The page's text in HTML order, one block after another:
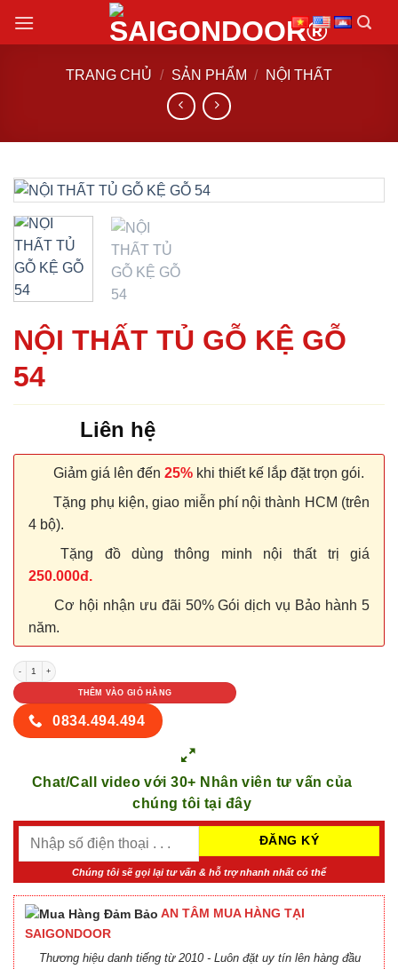
đến
TRANG CHỦ / SẢN PHẨM / NỘI THẤT
NỘI THẤT TỦ GỖ KỆ GỖ
54
Liên hệ
Giảm giá lên đến 25% khi thiết kế lắp đặt trọn gói.
Tặng phụ kiện, giao miễn phí nội thành HCM (trên
4 bộ).
Tặng đồ dùng thông minh nội thất trị giá
250.000đ.
Cơ hội nhận ưu đãi 50% Gói dịch vụ Bảo hành 5
năm.
NỘI THẤT TỦ GỖ KỆ GỖ 54 số lượng
THÊM VÀO GIỎ HÀNG
0834.494.494
Chat/Call video với 30+ Nhân viên tư vấn của
chúng tôi tại đây
Chúng tôi sẽ gọi lại tư vấn & hỗ trợ nhanh nhất có thể
AN TÂM MUA HÀNG TẠI
SAIGONDOOR
Thương hiệu danh tiếng từ 2010 - Luôn đặt uy tín lên hàng đầu